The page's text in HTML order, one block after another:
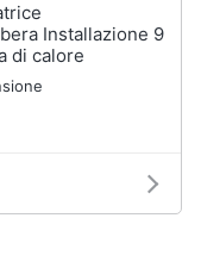
Installazione 9
di calore